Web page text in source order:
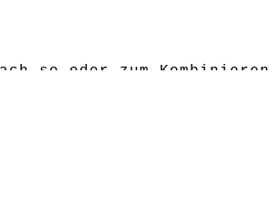
so oder zum Kombinieren.